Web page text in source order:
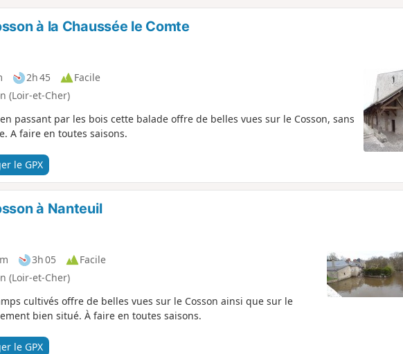
à la Chaussée le Comte
2h 45
Facile
(Loir-et-Cher)
passant par les bois cette balade offre de belles vues sur le Cosson, sans
A faire en toutes saisons.
le GPX
à Nanteuil
3h 05
Facile
(Loir-et-Cher)
cultivés offre de belles vues sur le Cosson ainsi que sur le
bien situé. À faire en toutes saisons.
le GPX